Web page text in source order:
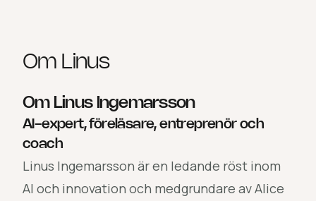
Om Linus
Om Linus Ingemarsson
AI-expert, föreläsare, entreprenör och
coach
Linus Ingemarsson är en ledande röst inom
AI och innovation och medgrundare av Alice